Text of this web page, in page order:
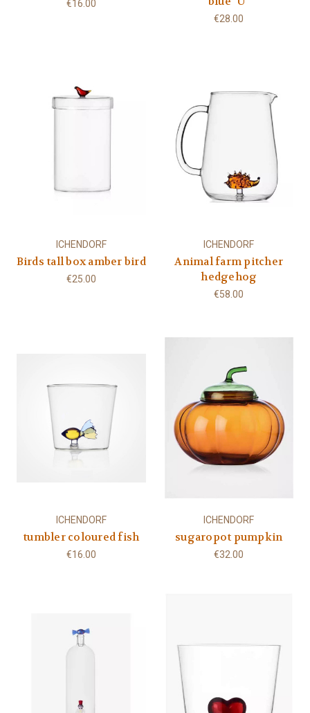
€16.00
€28.00
ICHENDORF
Birds tall box amber bird
€25.00
ICHENDORF
Animal farm pitcher
hedgehog
€58.00
ICHENDORF
tumbler coloured fish
€16.00
ICHENDORF
sugaropot pumpkin
€32.00